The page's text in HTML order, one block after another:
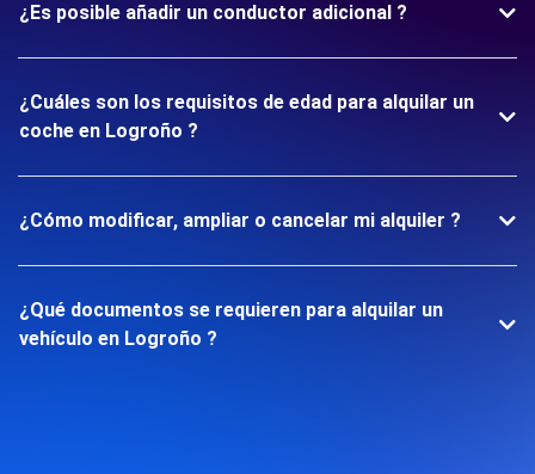
¿Es posible añadir un conductor adicional ?
¿Cuáles son los requisitos de edad para alquilar un
coche en Logroño ?
¿Cómo modificar, ampliar o cancelar mi alquiler ?
¿Qué documentos se requieren para alquilar un
vehículo en Logroño ?